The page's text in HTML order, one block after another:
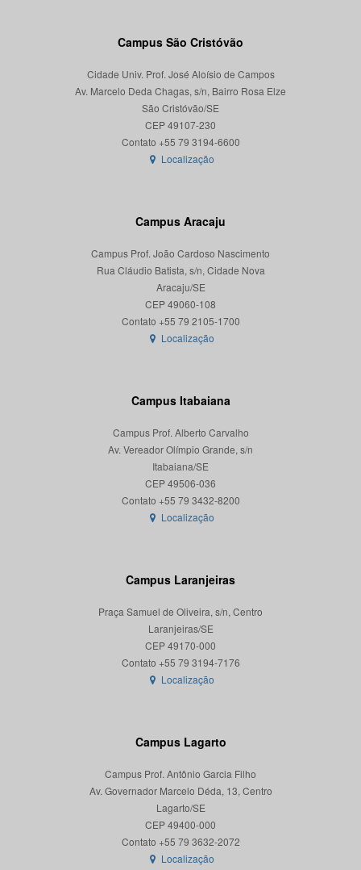
Campus São Cristóvão
Cidade Univ. Prof. José Aloísio de Campos
Av. Marcelo Deda Chagas, s/n, Bairro Rosa Elze
São Cristóvão/SE
CEP 49107-230
Localização
Campus Aracaju
Campus Prof. João Cardoso Nascimento
Rua Cláudio Batista, s/n, Cidade Nova
Aracaju/SE
CEP 49060-108
Localização
Campus Itabaiana
Campus Prof. Alberto Carvalho
Av. Vereador Olímpio Grande, s/n
Itabaiana/SE
CEP 49506-036
Localização
Campus Laranjeiras
Praça Samuel de Oliveira, s/n, Centro
Laranjeiras/SE
CEP 49170-000
Localização
Campus Lagarto
Campus Prof. Antônio Garcia Filho
Av. Governador Marcelo Déda, 13, Centro
Lagarto/SE
CEP 49400-000
Localização